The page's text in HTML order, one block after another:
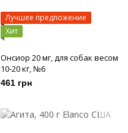
Лучшее предложение
Хит
Онсиор 20 мг, для собак весом
10-20 кг, №6
461 грн